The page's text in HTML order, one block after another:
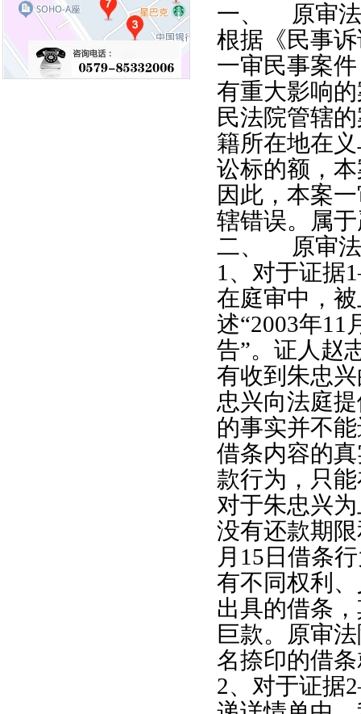
一、 原审法
根据《民事
一审民事案
有重大影响
民法院管辖
籍所在地在
讼标的额，
因此，本案
辖错误。属
二、 原审法
1 、对于证据1
在庭审中，
述“2003年11
告”。证人赵
有收到朱忠
忠兴向法庭
的事实并不
借条内容的
款行为，只
对于朱忠兴
没有还款期
月 15 日借条
有不同权利
出具的借条
巨款。原审
名捺印的借
2、对于证据2